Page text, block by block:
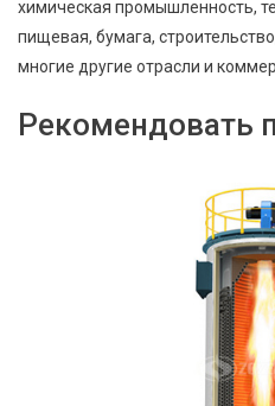
химическая промышленность,
пищевая, бумага,
многие другие отрасли и
Рекомендовать